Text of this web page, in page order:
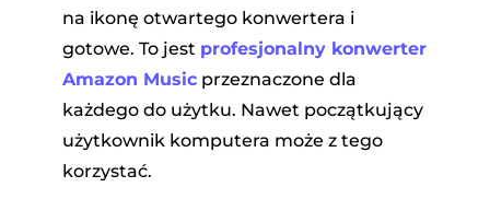
na ikonę otwartego konwertera i
gotowe. To jest profesjonalny konwerter
Amazon Musicprzeznaczone dla
każdego do użytku. Nawet początkujący
użytkownik komputera może z tego
korzystać.